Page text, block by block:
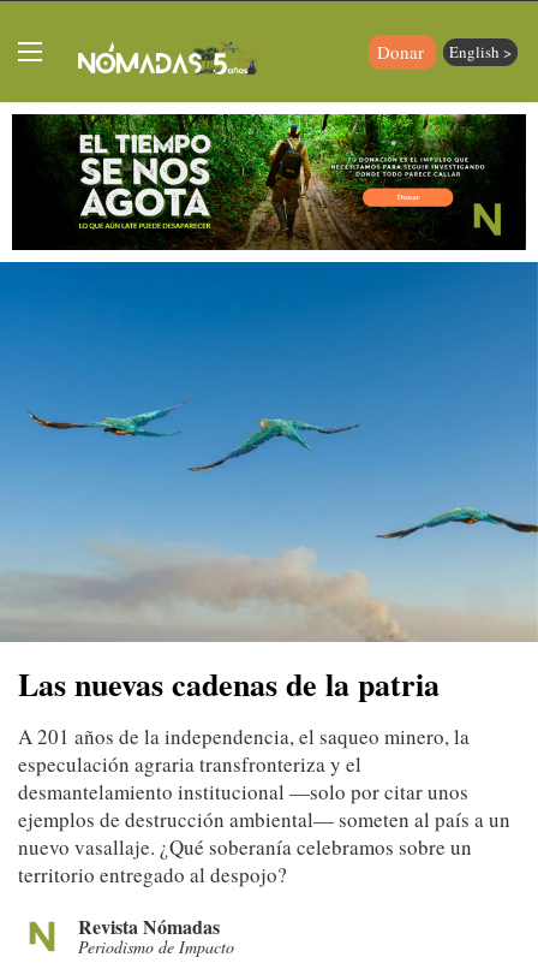
Donar English >
Las nuevas cadenas de la patria
A 201 años de la independencia, el saqueo minero, la
especulación agraria transfronteriza y el
desmantelamiento institucional —solo por citar unos
ejemplos de destrucción ambiental— someten al país a un
nuevo vasallaje. ¿Qué soberanía celebramos sobre un
territorio entregado al despojo?
Revista Nómadas
Periodismo de Impacto